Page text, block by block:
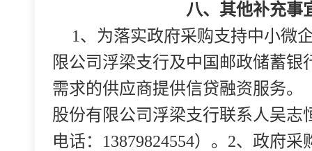
八、其他补充事
1、为落实政府采购支持中小微
限公司浮梁支行及中国邮政储蓄
需求的供应商提供信贷融资服务。
股份有限公司浮梁支行联系人吴志
电话：13879824554）。2、政府